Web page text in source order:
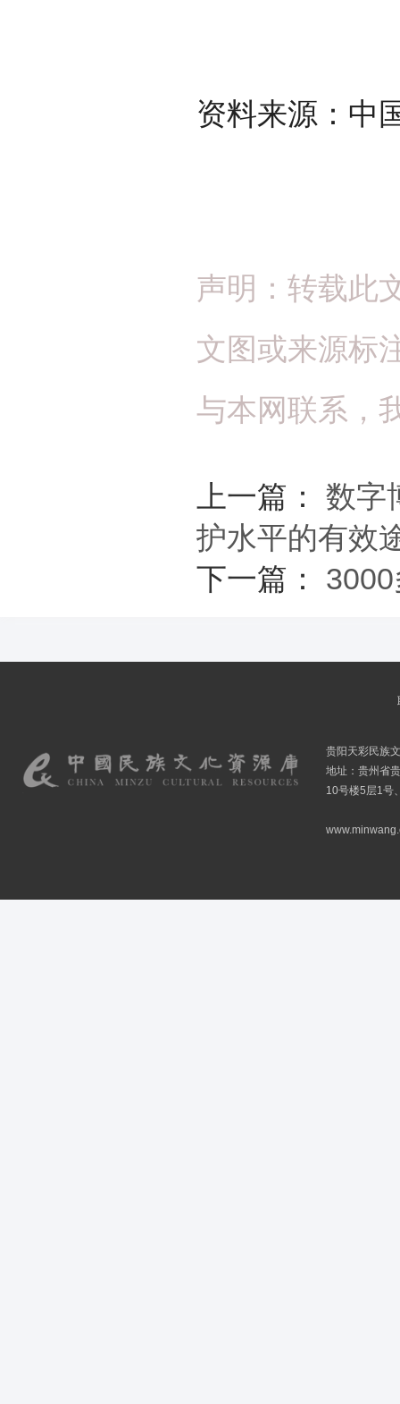
资料来源：中
声明：转载此
文图或来源标
与本网联系，
上一篇： 数字
护水平的有效
下一篇：
贵阳天彩民族
地址：贵州省
10号楼5层1号